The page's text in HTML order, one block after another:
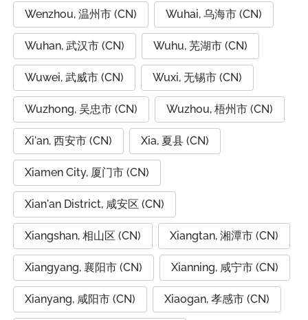
Wenzhou, 温州市 (CN) Wuhai, 乌海市 (CN)
Wuhan, 武汉市 (CN) Wuhu, 芜湖市 (CN)
Wuwei, 武威市 (CN) Wuxi, 无锡市 (CN)
Wuzhong, 吴忠市 (CN) Wuzhou, 梧州市 (CN)
Xi'an, 西安市 (CN) Xia, 夏县 (CN)
Xiamen City, 厦门市 (CN)
Xian'an District, 咸安区 (CN)
Xiangshan, 相山区 (CN) Xiangtan, 湘潭市 (CN)
Xiangyang, 襄阳市 (CN) Xianning, 咸宁市 (CN)
Xianyang, 咸阳市 (CN) Xiaogan, 孝感市 (CN)